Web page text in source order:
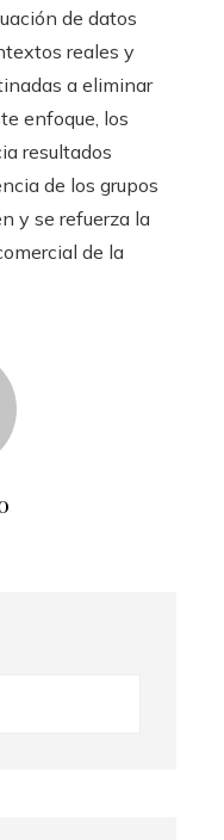
de datos
reales y
a eliminar
enfoque, los
resultados
de los grupos
y se refuerza la
de la